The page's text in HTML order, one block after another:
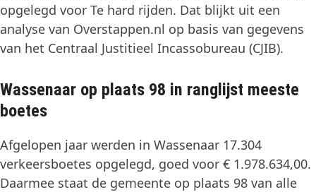
opgelegd voor Te hard rijden. Dat blijkt uit een
analyse van Overstappen.nl op basis van gegevens
van het Centraal Justitieel Incassobureau (CJIB).
Wassenaar op plaats 98 in ranglijst meeste
boetes
Afgelopen jaar werden in Wassenaar 17.304
verkeersboetes opgelegd, goed voor € 1.978.634,00.
Daarmee staat de gemeente op plaats 98 van alle